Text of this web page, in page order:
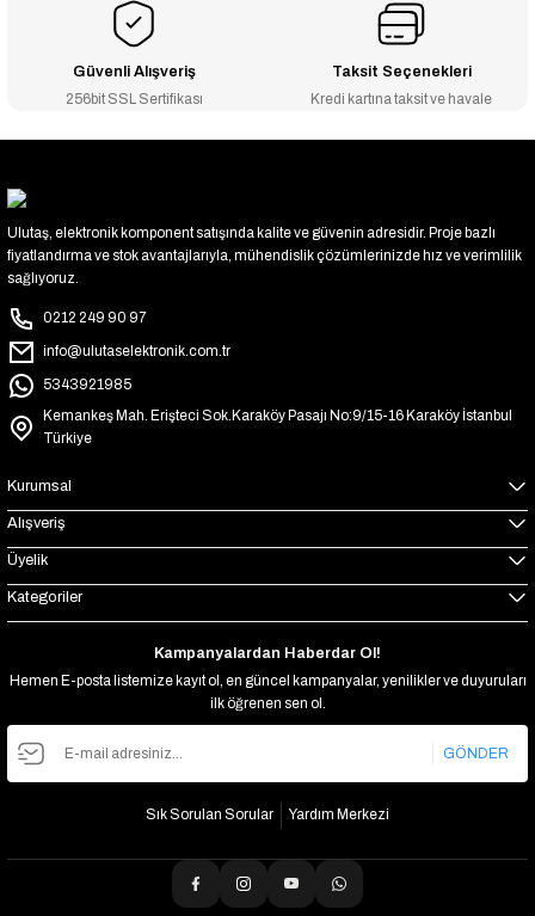
Güvenli Alışveriş
256bit SSL Sertifikası
Taksit Seçenekleri
Kredi kartına taksit ve havale
Ulutaş, elektronik komponent satışında kalite ve güvenin adresidir. Proje bazlı
fiyatlandırma ve stok avantajlarıyla, mühendislik çözümlerinizde hız ve verimlilik
sağlıyoruz.
0212 249 90 97
info@ulutaselektronik.com.tr
5343921985
Kemankeş Mah. Erişteci Sok.Karaköy Pasajı No:9/15-16 Karaköy İstanbul
Türkiye
Kurumsal
Alışveriş
Üyelik
Kategoriler
Kampanyalardan Haberdar Ol!
Hemen E-posta listemize kayıt ol, en güncel kampanyalar, yenilikler ve duyuruları
ilk öğrenen sen ol.
GÖNDER
Sık Sorulan Sorular Yardım Merkezi